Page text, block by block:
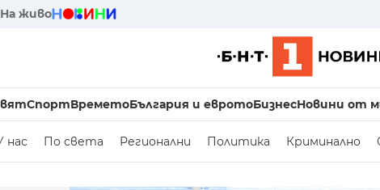
На живо
СпортВреметоБългария и евротоБизнесНовини от
нас По света Регионални Политика Криминално